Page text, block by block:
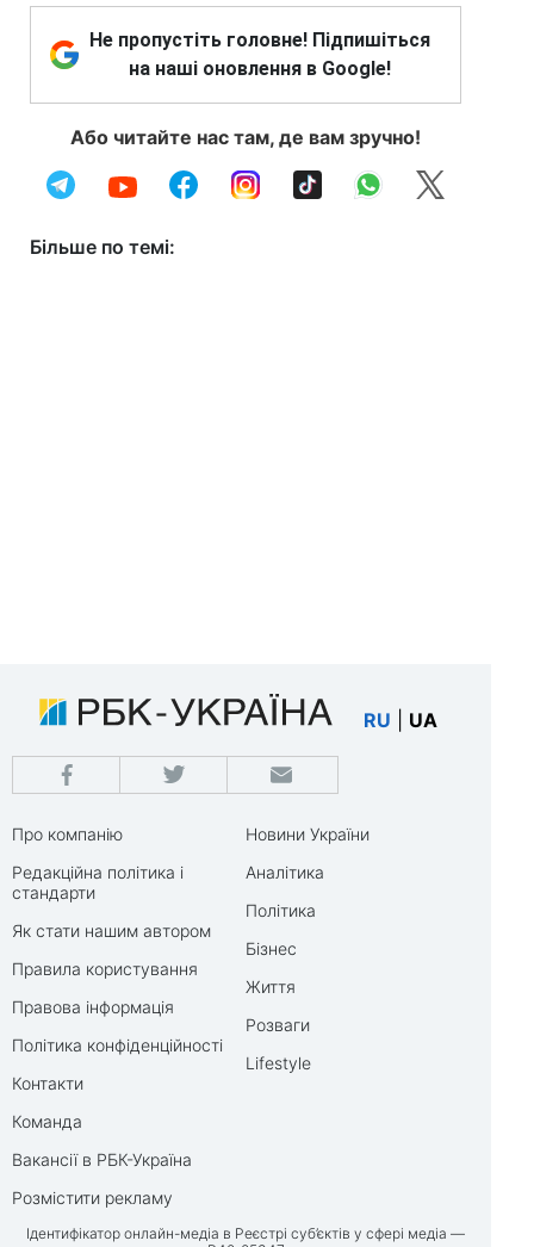
Не пропустіть головне! Підпишіться
на наші оновлення в Google!
Або читайте нас там, де вам зручно!
Більше по темі:
RU UA
Про компанію
Редакційна політика і
стандарти
Як стати нашим автором
Правила користування
Правова інформація
Політика конфіденційності
Контакти
Команда
Вакансії в РБК-Україна
Розмістити рекламу
Новини України
Аналітика
Політика
Бізнес
Життя
Розваги
Lifestyle
Ідентифікатор онлайн-медіа в Реєстрі суб’єктів у сфері медіа —